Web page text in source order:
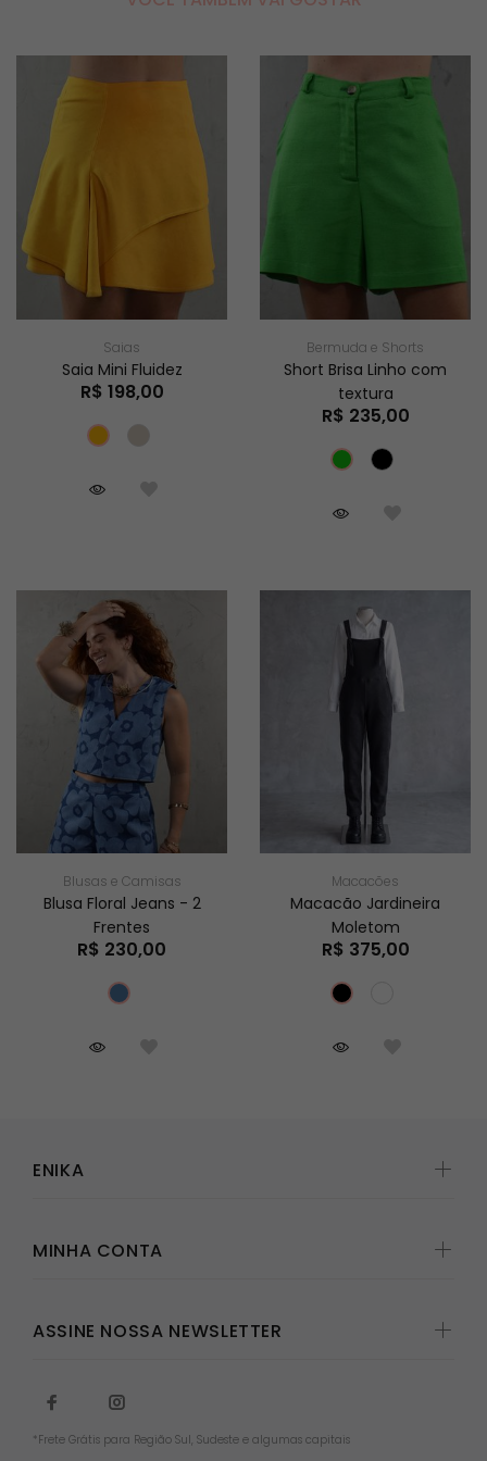
Saias
Saia Mini Fluidez
R$ 198,00
Bermuda e Shorts
Short Brisa Linho com
textura
R$ 235,00
Blusas e Camisas
Blusa Floral Jeans - 2
Frentes
R$ 230,00
Macacões
Macacão Jardineira
Moletom
R$ 375,00
ENIKA
MINHA CONTA
ASSINE NOSSA NEWSLETTER
*Frete Grátis para Região Sul, Sudeste e algumas capitais